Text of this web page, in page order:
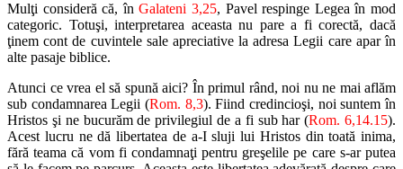
Mulţi consideră că, înGalateni 3,25, Pavel respinge Legea în mod
categoric. Totuşi, interpretarea aceasta nu pare a fi corectă, dacă
ţinem cont de cuvintele sale apreciative la adresa Legii care apar în
alte pasaje biblice.
Atunci ce vrea el să spună aici? În primul rând, noi nu ne mai aflăm
sub condamnarea Legii (Rom. 8,3). Fiind credincioşi, noi suntem în
Hristos şi ne bucurăm de privilegiul de a fi sub har (Rom. 6,14.15).
Acest lucru ne dă libertatea de a-I sluji lui Hristos din toată inima,
fără teama că vom fi condamnaţi pentru greşelile pe care s-ar putea